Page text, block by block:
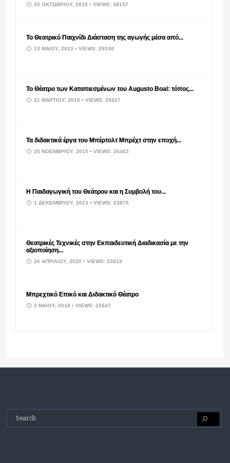
20 ΟΚΤΩΒΡΊΟΥ, 2015• VIEWS: 38157
Το Θεατρικό Παιχνίδι Διάσταση της αγωγής μέσα από...
13 ΜΑΪ́ΟΥ, 2013• VIEWS: 29538
Το Θέατρο των Καταπιεσμένων του Augusto Boal: τόπος...
21 ΜΑΡΤΊΟΥ, 2015• VIEWS: 29427
Τα διδακτικά έργα του Μπέρτολτ Μπρέχτ στην εποχή...
25 ΝΟΕΜΒΡΊΟΥ, 2015• VIEWS: 26463
Η Παιδαγωγική του Θεάτρου και η Συμβολή του...
1 ΔΕΚΕΜΒΡΊΟΥ, 2013• VIEWS: 23975
Θεατρικές Τεχνικές στην Εκπαιδευτική Διαδικασία με την
αξιοποίηση...
26 ΑΠΡΙΛΊΟΥ, 2020• VIEWS: 23819
Μπρεχτικό Επικό και Διδακτικό Θέατρο
2 ΜΑΪ́ΟΥ, 2018• VIEWS: 22647